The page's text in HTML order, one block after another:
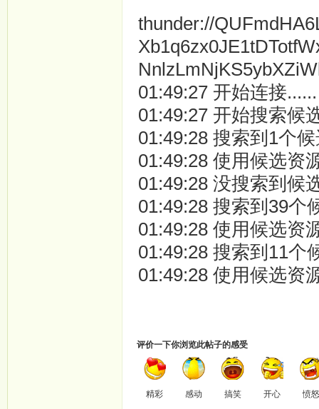
thunder://
01:49:27 开始连接......
01:49:27 开始搜索候
01:49:28 搜索到1个
01:49:28 使用候选资
01:49:28 没搜索到候
01:49:28 搜索到39个
01:49:28 使用候选资
01:49:28 搜索到11个
01:49:28 使用候选资
评价一下你浏览此帖子的感受
精彩 感动 搞笑 开心 愤怒